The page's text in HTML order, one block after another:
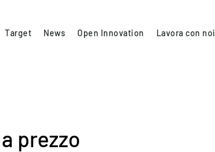
Target News Open Innovation Lavora con noi
prezzo